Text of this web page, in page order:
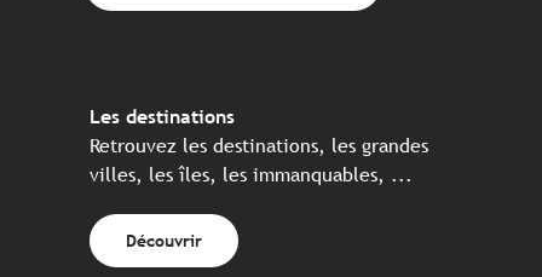
Les destinations
Retrouvez les destinations, les grandes
villes, les îles, les immanquables, ...
Découvrir